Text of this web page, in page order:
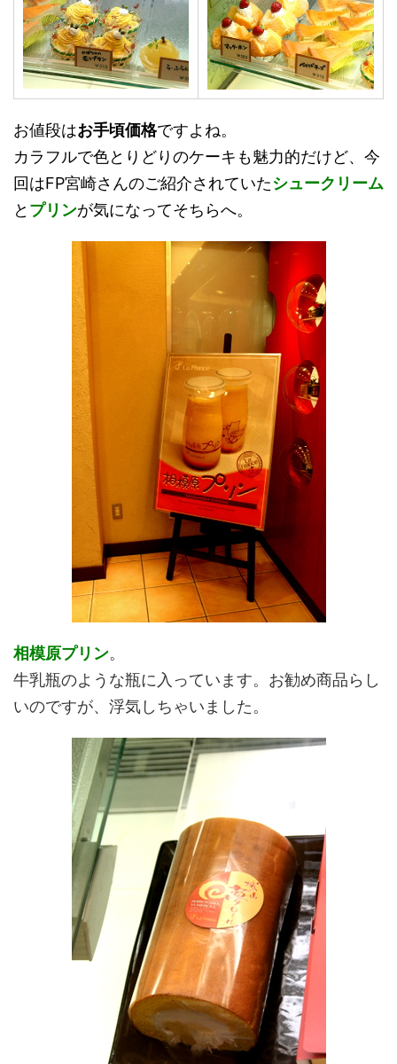
お値段はお手頃価格ですよね。
カラフルで色とりどりのケーキも魅力的だけど、今
回はFP宮崎さんのご紹介されていたシュークリーム
と プリンが気になってそちらへ。
相模原プリン。
牛乳瓶のような瓶に入っています。お勧め商品らし
いのですが、浮気しちゃいました。